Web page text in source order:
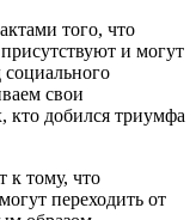
того, что
и могут
свои
кто добился триумфа
к тому, что
переходить от